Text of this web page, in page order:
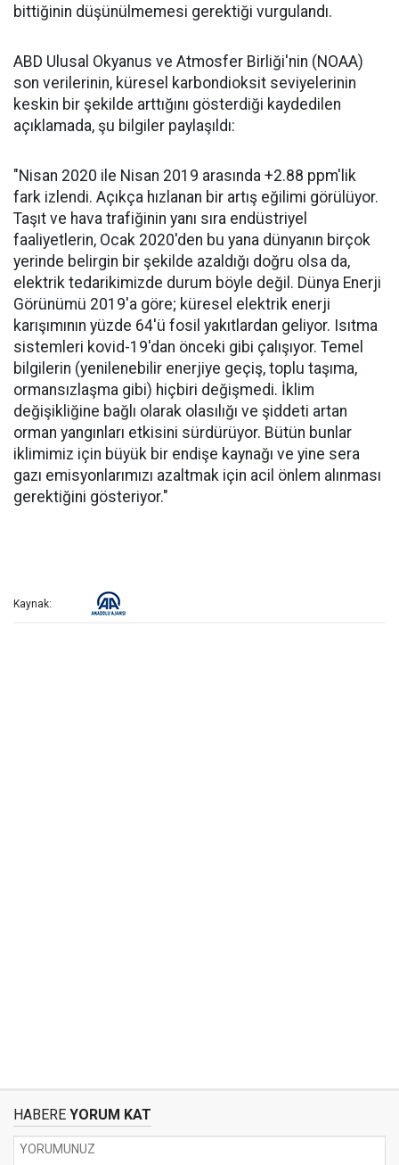
bittiğinin düşünülmemesi gerektiği vurgulandı.
ABD Ulusal Okyanus ve Atmosfer Birliği'nin (NOAA)
son verilerinin, küresel karbondioksit seviyelerinin
keskin bir şekilde arttığını gösterdiği kaydedilen
açıklamada, şu bilgiler paylaşıldı:
"Nisan 2020 ile Nisan 2019 arasında +2.88 ppm'lik
fark izlendi. Açıkça hızlanan bir artış eğilimi görülüyor.
Taşıt ve hava trafiğinin yanı sıra endüstriyel
faaliyetlerin, Ocak 2020'den bu yana dünyanın birçok
yerinde belirgin bir şekilde azaldığı doğru olsa da,
elektrik tedarikimizde durum böyle değil. Dünya Enerji
Görünümü 2019'a göre; küresel elektrik enerji
karışımının yüzde 64'ü fosil yakıtlardan geliyor. Isıtma
sistemleri kovid-19'dan önceki gibi çalışıyor. Temel
bilgilerin (yenilenebilir enerjiye geçiş, toplu taşıma,
ormansızlaşma gibi) hiçbiri değişmedi. İklim
değişikliğine bağlı olarak olasılığı ve şiddeti artan
orman yangınları etkisini sürdürüyor. Bütün bunlar
iklimimiz için büyük bir endişe kaynağı ve yine sera
gazı emisyonlarımızı azaltmak için acil önlem alınması
gerektiğini gösteriyor."
Kaynak:
HABERE YORUM KAT